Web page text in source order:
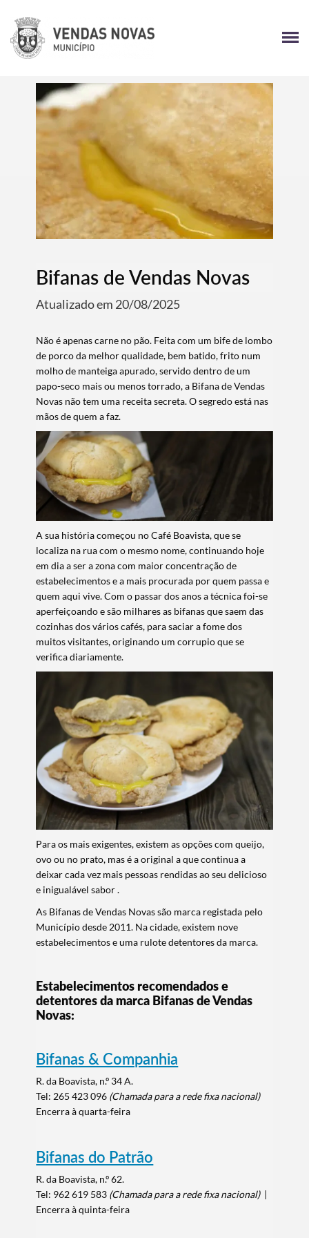
Bifanas de Vendas Novas
Atualizado em 20/08/2025
Não é apenas carne no pão. Feita com um bife de lombo
de porco da melhor qualidade, bem batido, frito num
molho de manteiga apurado, servido dentro de um
papo-seco mais ou menos torrado, a Bifana de Vendas
Novas não tem uma receita secreta. O segredo está nas
mãos de quem a faz.
A sua história começou no Café Boavista, que se
localiza na rua com o mesmo nome, continuando hoje
em dia a ser a zona com maior concentração de
estabelecimentos e a mais procurada por quem passa e
quem aqui vive. Com o passar dos anos a técnica foi-se
aperfeiçoando e são milhares as bifanas que saem das
cozinhas dos vários cafés, para saciar a fome dos
muitos visitantes, originando um corrupio que se
verifica diariamente.
Para os mais exigentes, existem as opções com queijo,
ovo ou no prato, mas é a original a que continua a
deixar cada vez mais pessoas rendidas ao seu delicioso
e inigualável sabor .
As Bifanas de Vendas Novas são marca registada pelo
Município desde 2011. Na cidade, existem nove
estabelecimentos e uma rulote detentores da marca.
Estabelecimentos recomendados e
detentores da marca Bifanas de Vendas
Novas:
Bifanas & Companhia
R. da Boavista, n.º 34 A.
Tel: 265 423 096 (Chamada para a rede fixa nacional)
Encerra à quarta-feira
Bifanas do Patrão
R. da Boavista, n.º 62.
Tel: 962 619 583 (Chamada para a rede fixa nacional) |
Encerra à quinta-feira